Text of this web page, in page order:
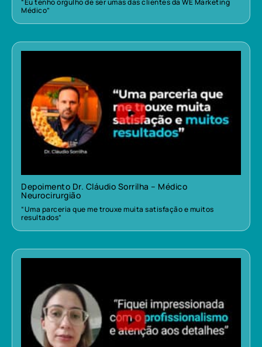
“Eu tenho orgulho de ser umas das clientes da WE Marketing
Médico”
Depoimento Dr. Cláudio Sorrilha – Médico
Neurocirurgião
“Uma parceria que me trouxe muita satisfação e muitos
resultados”